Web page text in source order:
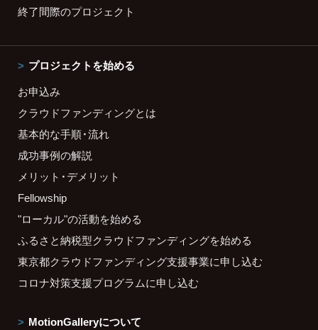
終了間際のプロジェクト
プロジェクトを始める
お申込み
クラウドファンディングとは
基本的な手順・流れ
成功事例の解説
メリット・デメリット
Fellowship
"ローカル"の活動を始める
ふるさと納税型クラウドファンディングを始める
東京都クラウドファンディング支援事業に申し込む
コロナ対策支援プログラムに申し込む
MotionGalleryについて